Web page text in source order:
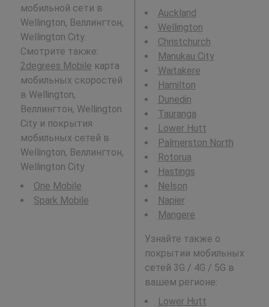
мобильной сети в
Wellington, Веллингтон,
Wellington City.
Смотрите также:
2degrees Mobile карта
мобильных скоростей
в Wellington,
Веллингтон, Wellington
City и покрытия
мобильных сетей в
Wellington, Веллингтон,
Wellington City.
One Mobile
Spark Mobile
Auckland
Wellington
Christchurch
Manukau City
Waitakere
Hamilton
Dunedin
Tauranga
Lower Hutt
Palmerston North
Rotorua
Hastings
Nelson
Napier
Mangere
Узнайте также о
покрытии мобильных
сетей 3G / 4G / 5G в
вашем регионе:
Lower Hutt